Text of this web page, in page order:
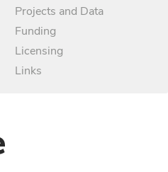
Projects and Data
Funding
Licensing
Links